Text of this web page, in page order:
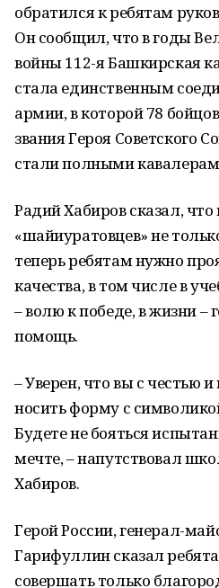
обратился к ребятам
Он сообщил, что в годы
войны 112-я Башкирская
стала единственным
армии, в которой 78
звания Героя Советского
стали полными
Радий Хабиров сказал,
«шайиуратовцев» не
теперь ребятам нужно
качества, в том числе в
– волю к победе, в жизни –
помощь.
– Уверен, что вы с честью
носить форму с
Будете не бояться
мечте, – напутствовал
Хабиров.
Герой России, генерал-
Гарифуллин сказал
совершать только